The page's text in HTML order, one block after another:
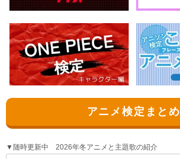
アニメ検定まとめ
▼随時更新中 2026年冬アニメと主題歌の紹介